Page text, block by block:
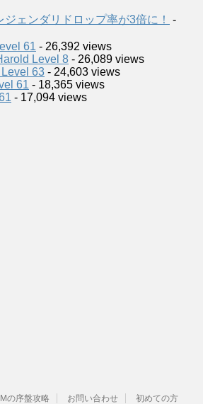
ェンダリドロップ率が3倍に！
-
61 - 26,392 views
Level 8 - 26,089 views
63 - 24,603 views
61 - 18,365 views
- 17,094 views
の序盤攻略 お問い合わせ 初めての方